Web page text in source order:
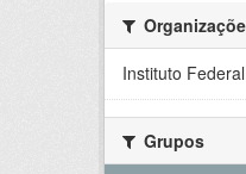
Instituto
Grupos